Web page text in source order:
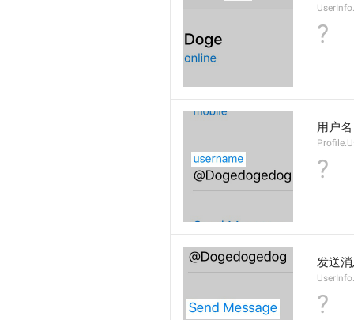
?
用户名
?
发送
?